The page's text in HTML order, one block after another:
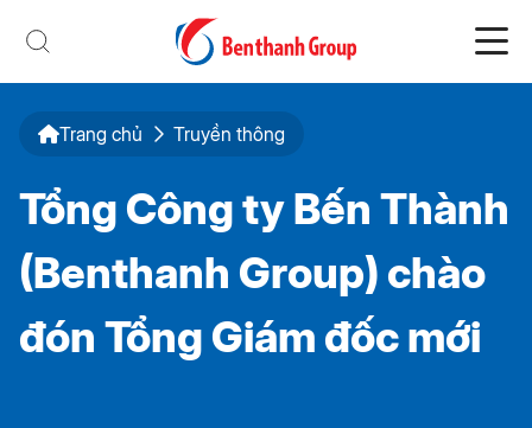
Trang chủ Truyền thông
Tổng Công ty Bến Thành
(Benthanh Group) chào
đón Tổng Giám đốc mới